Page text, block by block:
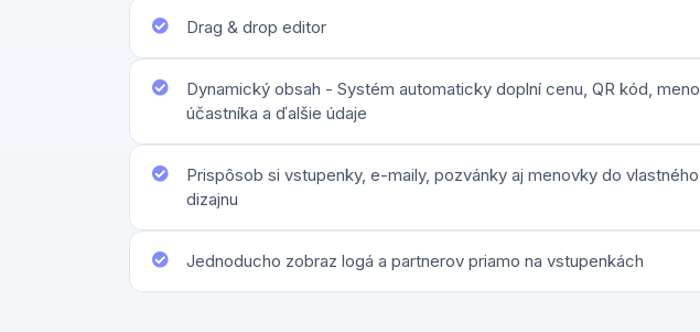
Drag & drop editor
Dynamický obsah - Systém automaticky doplní cenu, QR kód, meno
účastníka a ďalšie údaje
Prispôsob si vstupenky, e-maily, pozvánky aj menovky do vlastného
dizajnu
Jednoducho zobraz logá a partnerov priamo na vstupenkách